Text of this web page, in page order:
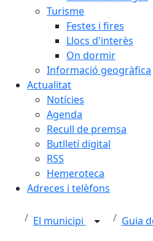
Turisme
Festes i fires
Llocs d'interès
On dormir
Informació geogràfica
Actualitat
Notícies
Agenda
Recull de premsa
Butlletí digital
RSS
Hemeroteca
Adreces i telèfons
El municipi Guia